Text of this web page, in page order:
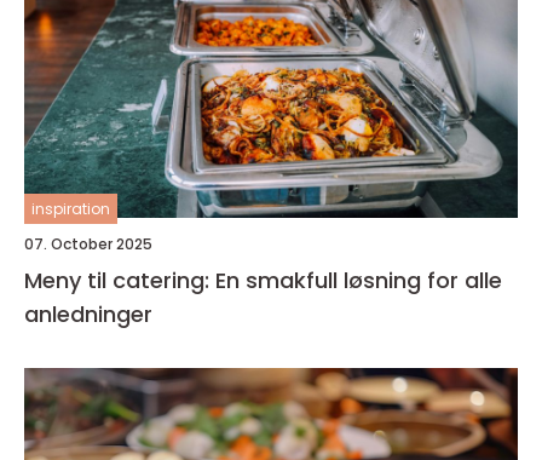
inspiration
07. October 2025
Meny til catering: En smakfull løsning for alle
anledninger